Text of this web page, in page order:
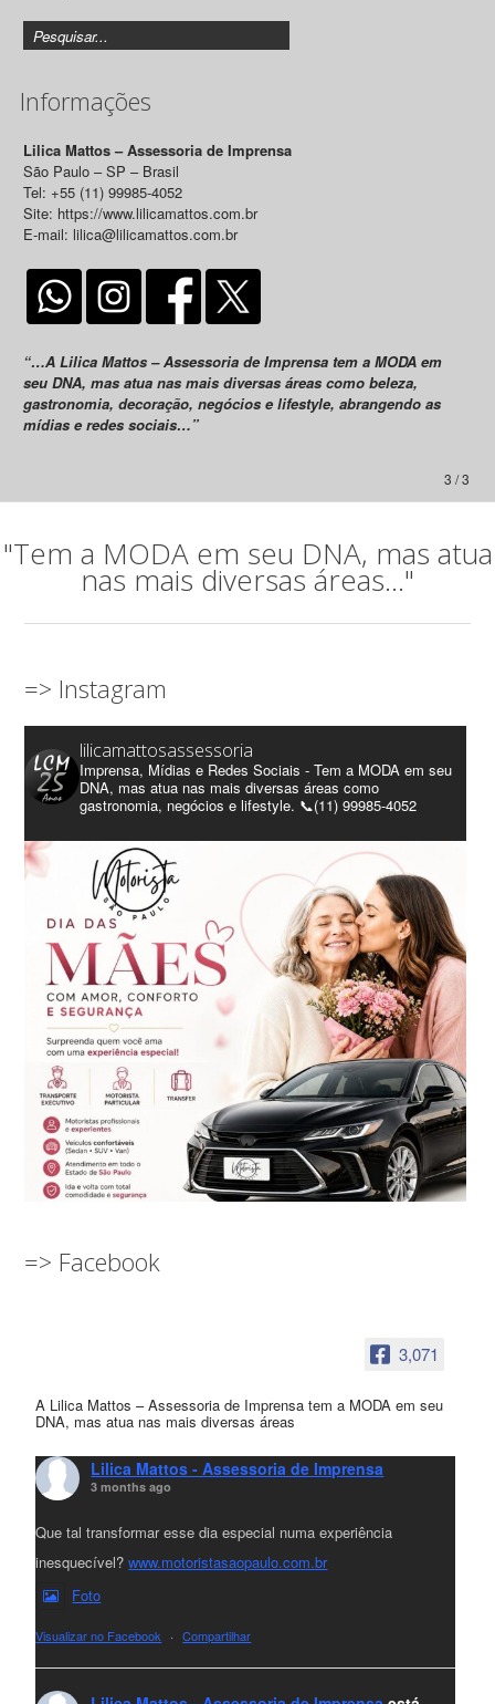
Informações
Lilica Mattos – Assessoria de Imprensa
São Paulo – SP – Brasil
Tel: +55 (11) 99985-4052
Site: https://www.lilicamattos.com.br
E-mail: lilica@lilicamattos.com.br
“…A Lilica Mattos – Assessoria de Imprensa tem a MODA em
seu DNA, mas atua nas mais diversas áreas como beleza,
gastronomia, decoração, negócios e lifestyle, abrangendo as
mídias e redes sociais…”
3 / 3
"Tem a MODA em seu DNA, mas atua
nas mais diversas áreas..."
=> Instagram
lilicamattosassessoria
Imprensa, Mídias e Redes Sociais - Tem a MODA em seu
DNA, mas atua nas mais diversas áreas como
gastronomia, negócios e lifestyle. 📞(11) 99985-4052
=> Facebook
3,071
A Lilica Mattos – Assessoria de Imprensa tem a MODA em seu
DNA, mas atua nas mais diversas áreas
Lilica Mattos - Assessoria de Imprensa
3 months ago
Que tal transformar esse dia especial numa experiência
inesquecível?www.motoristasaopaulo.com.br
Foto
Visualizar no Facebook · Compartilhar